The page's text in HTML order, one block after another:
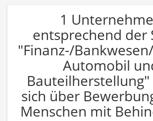
1
entsprechend der
"Finanz-/
Automobil
sich über
Menschen mit